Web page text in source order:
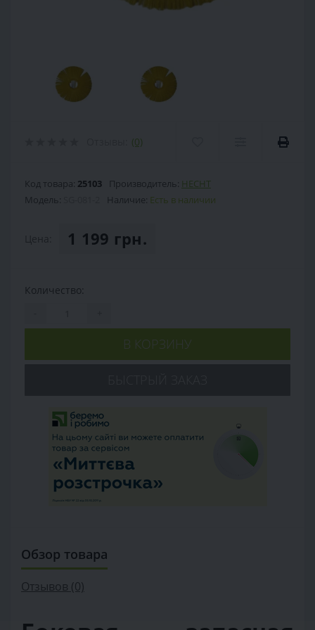
(0)
Код товара: 25103 Производитель: HECHT
Модель:
Наличие: Есть в наличии
1 199 грн.
Количество:
В КОРЗИНУ
Обзор товара
Отзывов (0)